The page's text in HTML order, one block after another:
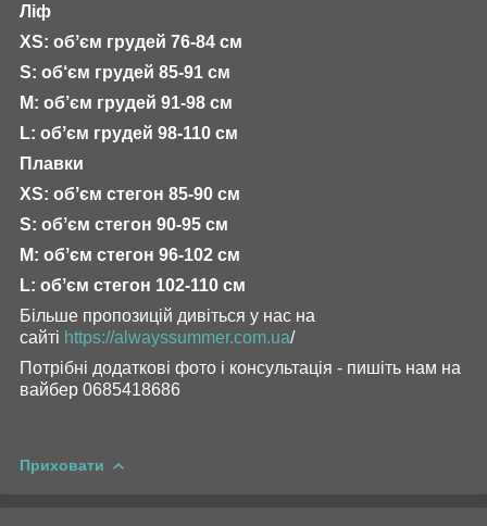
Ліф
XS: обʼєм грудей 76-84 см
S: об‘єм грудей 85-91 см
М: об’єм грудей 91-98 см
L: обʼєм грудей 98-110 см
Плавки
XS: обʼєм стегон 85-90 см
S: обʼєм стегон 90-95 см
М: обʼєм стегон 96-102 см
L: обʼєм стегон 102-110 см
Більше пропозицій дивіться у нас на
сайті https://alwayssummer.com.ua/
Потрібні додаткові фото і консультація - пишіть нам на
вайбер 0685418686
Приховати